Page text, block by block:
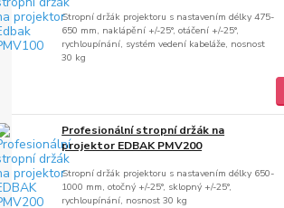
Stropní držák projektoru s nastavením délky 475-
650 mm, naklápění +/-25°, otáčení +/-25°,
rychloupínání, systém vedení kabeláže, nosnost
30 kg
Profesionální stropní držák na
projektor EDBAK PMV200
Stropní držák projektoru s nastavením délky 650-
1000 mm, otočný +/-25°, sklopný +/-25°,
rychloupínání, nosnost 30 kg